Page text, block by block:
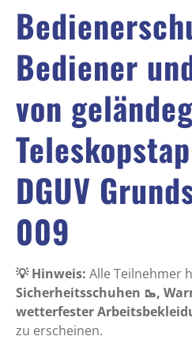
Bediener
von
DGUV
009
💡 Hinweis: Alle Teilnehmer
Sicherheitsschuhen 🥾,
wetterfester
zu erscheinen.